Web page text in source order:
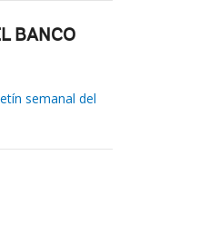
BANCO
semanal del